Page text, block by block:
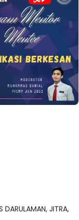
DARULAMAN, JITRA,